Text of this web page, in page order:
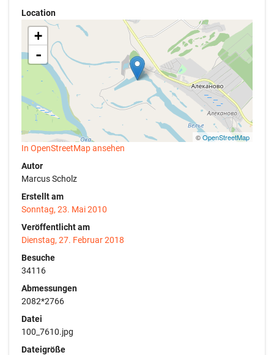
Location
+
-
©OpenStreetMap
In OpenStreetMap ansehen
Autor
Marcus Scholz
Erstellt am
Sonntag, 23. Mai 2010
Veröffentlicht am
Dienstag, 27. Februar 2018
Besuche
34116
Abmessungen
2082*2766
Datei
100_7610.jpg
Dateigröße